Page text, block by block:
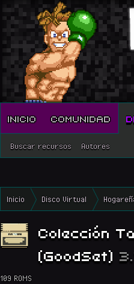
INICIO COMUNIDAD
Buscar recursos Autores
Inicio Disco Virtual
Colección
(GoodSet)
109 ROMS